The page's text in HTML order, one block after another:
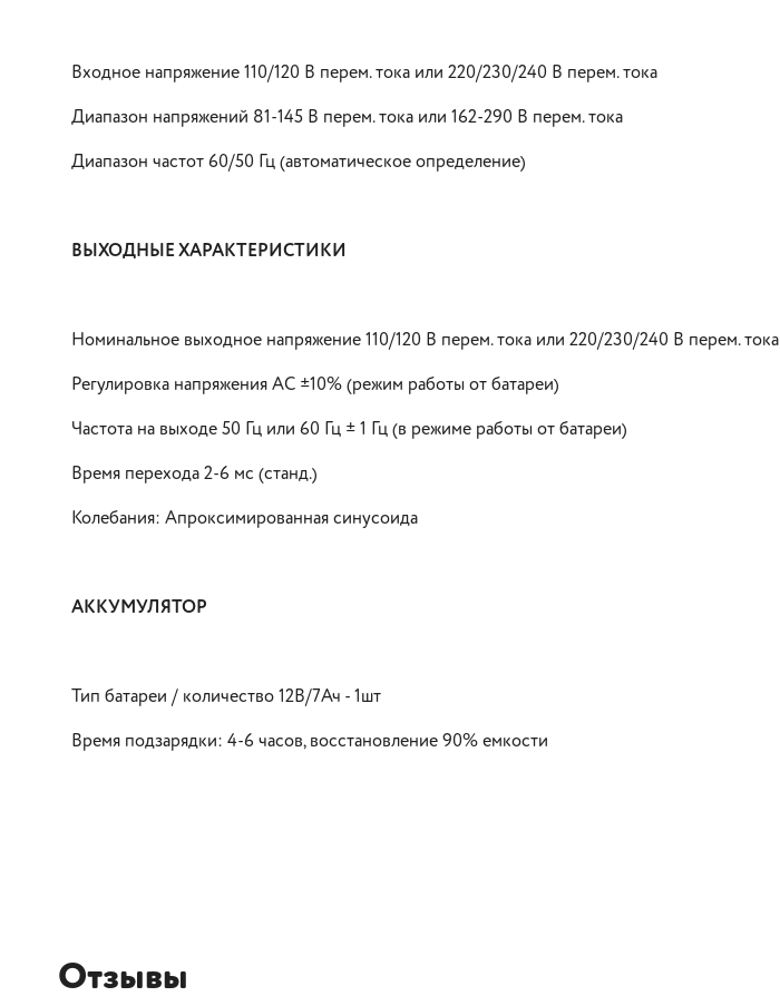
Входное напряжение 110/120 В перем. тока или 220/230/240 В перем. тока
Диапазон напряжений 81-145 В перем. тока или 162-290 В перем. тока
Диапазон частот 60/50 Гц (автоматическое определение)
ВЫХОДНЫЕ ХАРАКТЕРИСТИКИ
Номинальное выходное напряжение 110/120 В перем. тока или 220/230/240 В перем. тока
Регулировка напряжения АС ±10% (режим работы от батареи)
Частота на выходе 50 Гц или 60 Гц ± 1 Гц (в режиме работы от батареи)
Время перехода 2-6 мс (станд.)
Колебания: Апроксимированная синусоида
АККУМУЛЯТОР
Тип батареи / количество 12В/7Ач - 1шт
Время подзарядки: 4-6 часов, восстановление 90% емкости
Отзывы